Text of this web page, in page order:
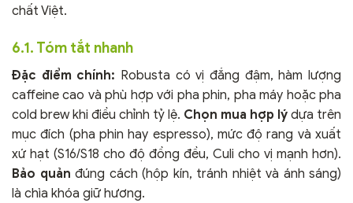
chất Việt.
6.1. Tóm tắt nhanh
Đặc điểm chính: Robusta có vị đắng đậm, hàm lượng
caffeine cao và phù hợp với pha phin, pha máy hoặc pha
cold brew khi điều chỉnh tỷ lệ. Chọn mua hợp lý dựa trên
mục đích (pha phin hay espresso), mức độ rang và xuất
xứ hạt (S16/S18 cho độ đồng đều, Culi cho vị mạnh hơn).
Bảo quản đúng cách (hộp kín, tránh nhiệt và ánh sáng)
là chìa khóa giữ hương.